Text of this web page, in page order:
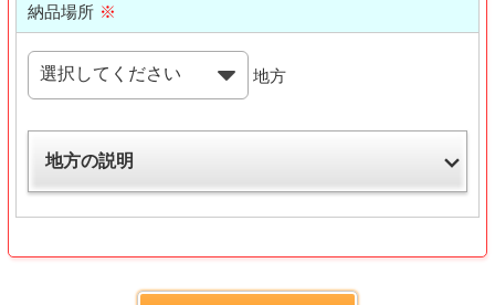
納品場所 ※
地方
地方の説明